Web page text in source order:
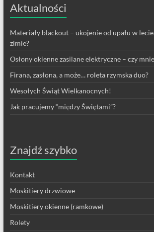
Aktualności
Materiały blackout – ukojenie od upału w
zimie?
Osłony okienne zasilane elektryczne – czy
Firana, zasłona, a może… roleta rzymska duo?
Wesołych Świąt Wielkanocnych!
Jak pracujemy “między Świętami”?
Znajdź szybko
Kontakt
Moskitiery drzwiowe
Moskitiery okienne (ramkowe)
Rolety